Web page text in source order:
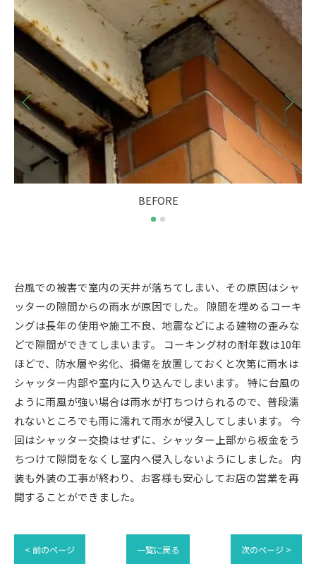
BEFORE
台風での被害で室内の天井が落ちてしまい、その原因はシャ
ッターの隙間からの雨水が原因でした。 隙間を埋めるコーキ
ングは長年の使用や施工不良、地震などによる建物の歪みな
どで隙間ができてしまいます。 コーキング材の耐年数は10年
ほどで、防水層や劣化、損傷を放置しておくと次第に雨水は
シャッター内部や室内に入り込んでしまいます。 特に台風の
ように雨風が強い場合は雨水が打ちつけられるので、普段濡
れないところでも雨に濡れて雨水が侵入してしまいます。 今
回はシャッター交換はせずに、シャッター上部から板金をう
ちつけて隙間をなくし室内へ侵入しないようにしました。 内
装も外装の工事が終わり、お客様も安心してお店の営業を再
開することができました。
< 前のページ 一覧に戻る 次のページ >